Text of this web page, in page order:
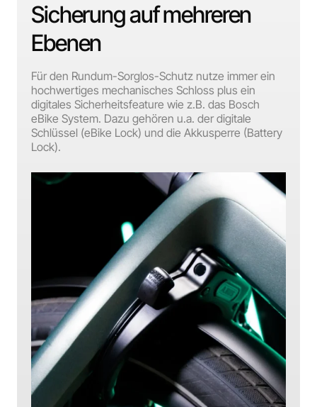
Sicherung auf mehreren
Ebenen
Für den Rundum-Sorglos-Schutz nutze immer ein
hochwertiges mechanisches Schloss plus ein
digitales Sicherheitsfeature wie z.B. das Bosch
eBike System. Dazu gehören u.a. der digitale
Schlüssel (eBike Lock) und die Akkusperre (Battery
Lock).